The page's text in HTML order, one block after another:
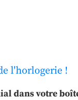
l'horlogerie !
dans votre